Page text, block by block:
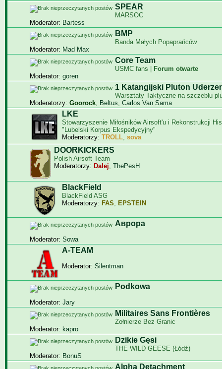
SPEAR
MARSOC
Moderator: Bartess
BMP
Banda Małych Popaprańców
Moderator: Mad Max
Core Team
USMC fans |
Forum otwarte
Moderator: goren
1 Katangijski Pluton
Warsztaty Taktyczne na szczeblu
Moderatorzy: Goorock, Beltus, Carlos Van Sama
LKE
Stowarzyszenie Miłośników Airsoft'u i Rekonstrukcji
"Lubelski Korpus Ekspedycyjny"
Moderatorzy: TROLL, sova
DOORKICKERS
Polish Airsoft Team
Moderatorzy: Dalej, ThePesH
BlackField
BlackField ASG
Moderatorzy: FAS, EPSTEIN
Aврора
Moderator: Sowa
A-TEAM
Moderator: Silentman
Podkowa
Moderator: Jary
Militaires Sans Frontières
Żołnierze Bez Granic
Moderator: kapro
Dzikie Gęsi
THE WILD GEESE (Łódź)
Moderator: BonuS
Alpha Detachment